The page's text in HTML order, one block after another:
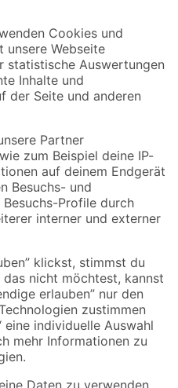
Aktionen mehr verpassen!
Versandarten